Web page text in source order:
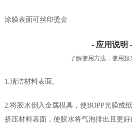
涂膜表面可丝印烫金
- 应用说明 -
了解使用方法，使用起
1.清洁材料表面。
2.将胶水倒入金属模具，使BOPP光膜或
挤压材料表面，使胶水将气泡排出且更